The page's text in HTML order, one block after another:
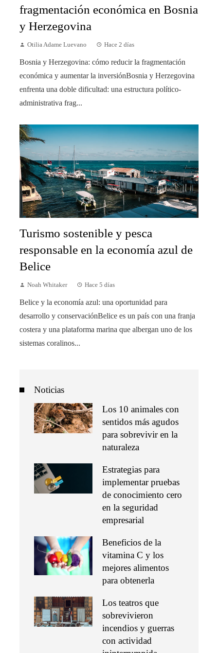
fragmentación económica en Bosnia
y Herzegovina
Otilia Adame Luevano Hace 2 días
Bosnia y Herzegovina: cómo reducir la fragmentación
económica y aumentar la inversiónBosnia y Herzegovina
enfrenta una doble dificultad: una estructura político-
administrativa frag...
Turismo sostenible y pesca
responsable en la economía azul de
Belice
Noah Whitaker Hace 5 días
Belice y la economía azul: una oportunidad para
desarrollo y conservaciónBelice es un país con una franja
costera y una plataforma marina que albergan uno de los
sistemas coralinos...
Noticias
Los 10 animales con
sentidos más agudos
para sobrevivir en la
naturaleza
Estrategias para
implementar pruebas
de conocimiento cero
en la seguridad
empresarial
Beneficios de la
vitamina C y los
mejores alimentos
para obtenerla
Los teatros que
sobrevivieron
incendios y guerras
con actividad